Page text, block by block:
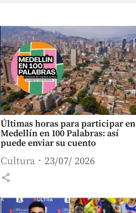
Últimas horas para participar en
Medellín en 100 Palabras: así
puede enviar su cuento
Cultura 23/07/ 2026
share